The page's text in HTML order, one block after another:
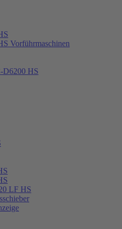
Vorführmaschinen
D6200 HS
LF HS